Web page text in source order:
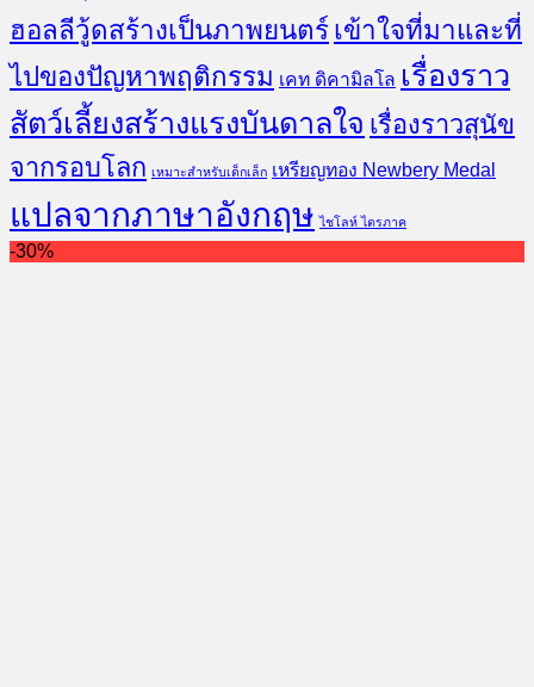
ฮอลลีวู้ดสร้างเป็นภาพยนตร์ เข้าใจที่มาและที่
ไปของปัญหาพฤติกรรม เคท ดิคามิลโล เรื่องราว
สัตว์เลี้ยงสร้างแรงบันดาลใจ เรื่องราวสุนัข
จากรอบโลก เหมาะสำหรับเด็กเล็ก เหรียญทอง Newbery Medal
แปลจากภาษาอังกฤษ ไชโลห์ ไตรภาค
-30%